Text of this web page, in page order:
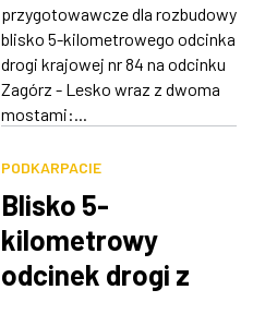
przygotowawcze dla rozbudowy
blisko 5-kilometrowego odcinka
drogi krajowej nr 84 na odcinku
Zagórz - Lesko wraz z dwoma
mostami:...
PODKARPACIE
Blisko 5-
kilometrowy
odcinek drogi z